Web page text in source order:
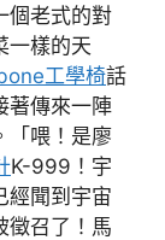
個老式的對
一樣的天
工學椅話
傳來一陣
「喂！是廖
K-999！宇
經聞到宇宙
徵召了！馬